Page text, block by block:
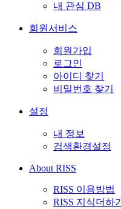
내 관심 DB
회원서비스
회원가입
로그인
아이디 찾기
비밀번호 찾기
설정
내 정보
검색환경설정
About RISS
RISS 이용방법
RISS 지식더하기